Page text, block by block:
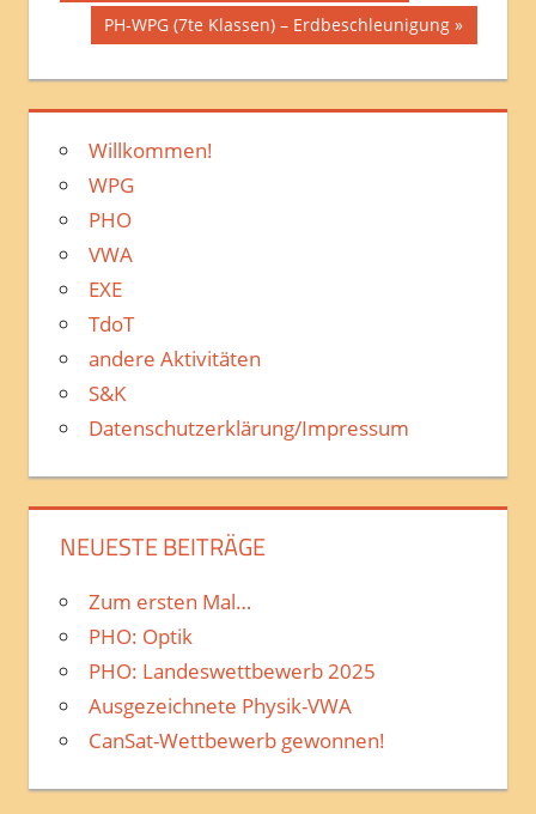
Beitrag:
Nächster
Beitrag:
PH-WPG (7te Klassen) – Erdbeschleunigung
Willkommen!
WPG
PHO
VWA
EXE
TdoT
andere Aktivitäten
S&K
Datenschutzerklärung/Impressum
NEUESTE BEITRÄGE
Zum ersten Mal…
PHO: Optik
PHO: Landeswettbewerb 2025
Ausgezeichnete Physik-VWA
CanSat-Wettbewerb gewonnen!